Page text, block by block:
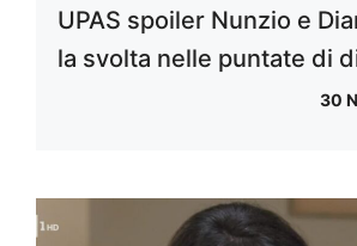
UPAS spoiler Nunzio e
la svolta nelle puntate di
30